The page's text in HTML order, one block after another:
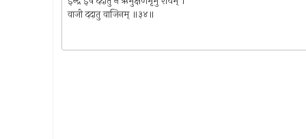
वाजी ददातु वाजिनम् ॥३४॥